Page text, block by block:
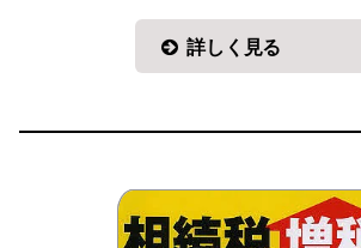
詳しく見る